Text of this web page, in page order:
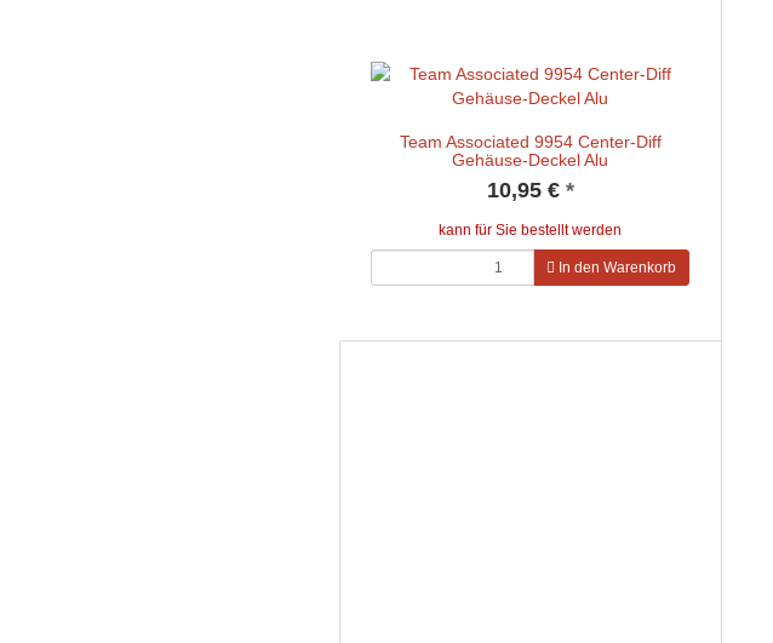
Team Associated 9954 Center-Diff
Gehäuse-Deckel Alu
10,95 € *
kann für Sie bestellt werden
In den Warenkorb